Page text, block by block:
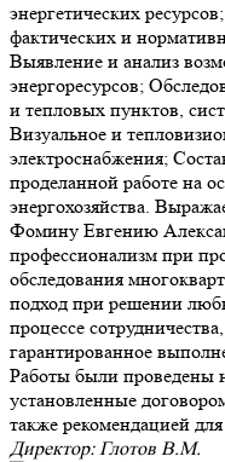
энергетических
фактических и
Выявление и анализ
энергоресурсов;
и тепловых пунктов,
Визуальное и
электроснабжения;
проделанной работе на
энергохозяйства.
Фомину Евгению
профессионализм при
обследования
подход при решении
процессе
гарантированное
Работы были проведены
установленные
также рекомендацией
Директор: Глотов В.М.